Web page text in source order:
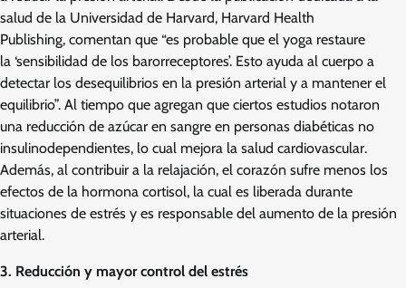
salud de la Universidad de Harvard, Harvard Health
Publishing, comentan que “es probable que el yoga restaure
la ‘sensibilidad de los barorreceptores’. Esto ayuda al cuerpo a
detectar los desequilibrios en la presión arterial y a mantener el
equilibrio”. Al tiempo que agregan que ciertos estudios notaron
una reducción de azúcar en sangre en personas diabéticas no
insulinodependientes, lo cual mejora la salud cardiovascular.
Además, al contribuir a la relajación, el corazón sufre menos los
efectos de la hormona cortisol, la cual es liberada durante
situaciones de estrés y es responsable del aumento de la presión
arterial.
3. Reducción y mayor control del estrés